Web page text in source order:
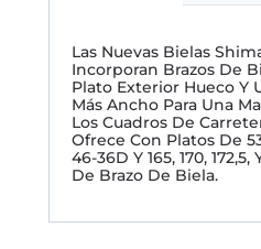
Las Nuevas Bielas
Incorporan Brazos De
Plato Exterior Hueco Y
Más Ancho Para Una
Los Cuadros De
Ofrece Con Platos De
46-36D Y 165, 170,
De Brazo De Biela.